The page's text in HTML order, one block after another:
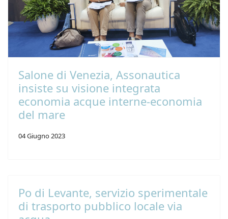
Salone di Venezia, Assonautica
insiste su visione integrata
economia acque interne-economia
del mare
04 Giugno 2023
Po di Levante, servizio sperimentale
di trasporto pubblico locale via